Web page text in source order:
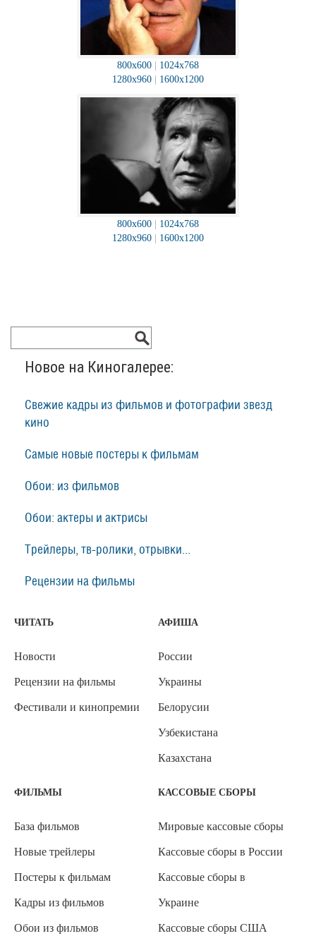
800x600
1024x768
1280x960
1600x1200
800x600
1024x768
1280x960
1600x1200
Новое на Киногалерее:
Свежие кадры из фильмов и фотографии звезд
кино
Самые новые постеры к фильмам
Обои: из фильмов
Обои: актеры и актрисы
Трейлеры, тв-ролики, отрывки...
Рецензии на фильмы
ЧИТАТЬ
Новости
Рецензии на фильмы
Фестивали и кинопремии
АФИША
России
Украины
Белорусии
Узбекистана
Казахстана
ФИЛЬМЫ
База фильмов
Новые трейлеры
Постеры к фильмам
Кадры из фильмов
Обои из фильмов
КАССОВЫЕ СБОРЫ
Мировые кассовые сборы
Кассовые сборы в России
Кассовые сборы в
Украине
Кассовые сборы США